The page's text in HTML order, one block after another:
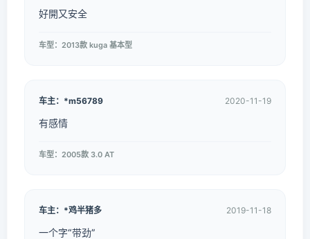
好開又安全
车型：2013款 kuga 基本型
车主：*m56789 2020-11-19
有感情
车型：2005款 3.0 AT
车主：*鸡半猪多 2019-11-18
一个字“带劲”